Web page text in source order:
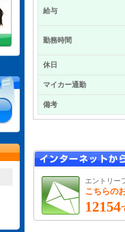
給与
勤務時間
休日
マイカー通勤
備考
エントリー
こちらの
12154